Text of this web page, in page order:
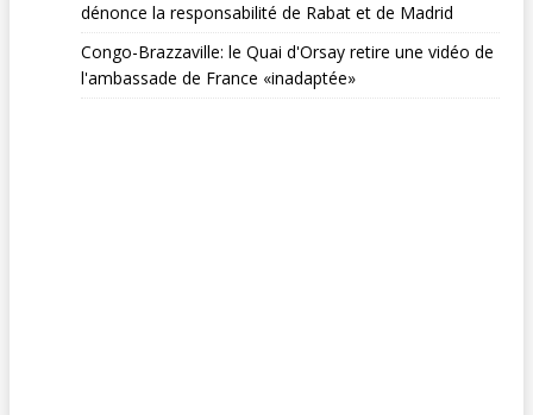
dénonce la responsabilité de Rabat et de Madrid
Congo-Brazzaville: le Quai d'Orsay retire une vidéo de
l'ambassade de France «inadaptée»